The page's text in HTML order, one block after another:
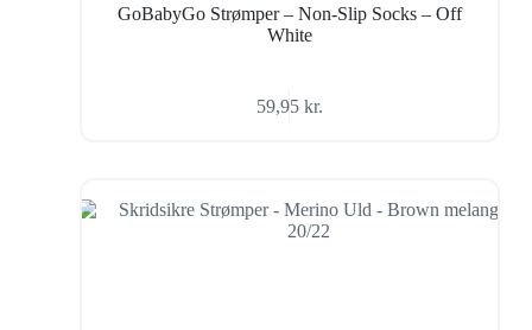
GoBabyGo Strømper – Non-Slip Socks – Off
White
59,95 kr.